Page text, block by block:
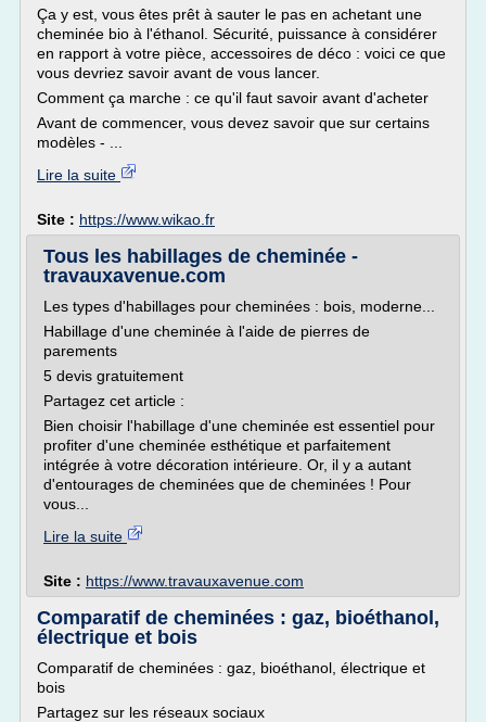
Ça y est, vous êtes prêt à sauter le pas en achetant une
cheminée bio à l'éthanol. Sécurité, puissance à considérer
en rapport à votre pièce, accessoires de déco : voici ce que
vous devriez savoir avant de vous lancer.
Comment ça marche : ce qu'il faut savoir avant d'acheter
Avant de commencer, vous devez savoir que sur certains
modèles - ...
Lire la suite
Site : https://www.wikao.fr
Tous les habillages de cheminée -
travauxavenue.com
Les types d'habillages pour cheminées : bois, moderne...
Habillage d'une cheminée à l'aide de pierres de
parements
5 devis gratuitement
Partagez cet article :
Bien choisir l'habillage d'une cheminée est essentiel pour
profiter d'une cheminée esthétique et parfaitement
intégrée à votre décoration intérieure. Or, il y a autant
d'entourages de cheminées que de cheminées ! Pour
vous...
Lire la suite
Site : https://www.travauxavenue.com
Comparatif de cheminées : gaz, bioéthanol,
électrique et bois
Comparatif de cheminées : gaz, bioéthanol, électrique et
bois
Partagez sur les réseaux sociaux